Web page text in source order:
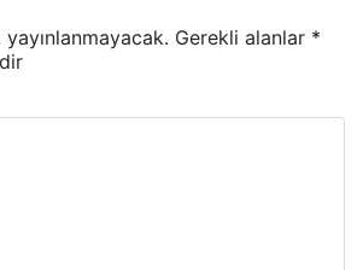
Gerekli alanlar *